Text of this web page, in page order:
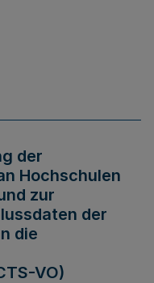
der
Hochschulen
zur
der
die
VO)